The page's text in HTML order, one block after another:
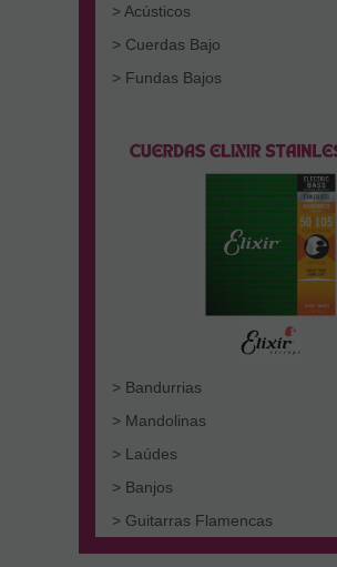
> Acústicos
> Cuerdas Bajo
> Fundas Bajos
> Bandurrias
> Mandolinas
> Laúdes
> Banjos
> Guitarras Flamencas